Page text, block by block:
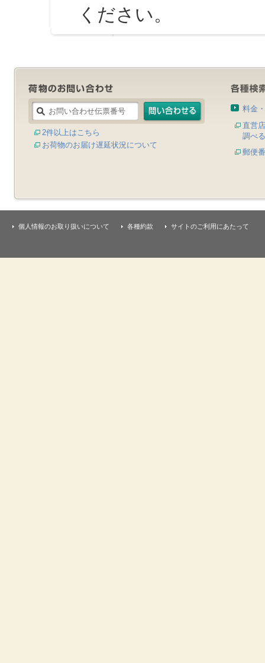
ください。
2件以上はこちら
お荷物のお届け遅延状況について
料金
直営
調べる
郵便
個人情報のお取り扱いについて 各種約款 サイトのご利用にあたって